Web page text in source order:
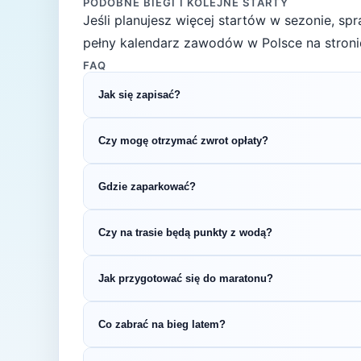
Jeśli planujesz więcej startów w sezonie,
pełny kalendarz zawodów w Polsce na
FAQ
Jak się zapisać?
rejestracyjnym.
Czy mogę otrzymać zwrot opłaty?
Gdzie zaparkować?
organizatora.
Czy na trasie będą punkty z wodą?
regulaminie zawodów.
Jak przygotować się do maratonu?
wybiegania w weekendy, treningi tempowe w
Co zabrać na bieg latem?